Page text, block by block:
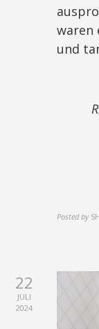
waren
und
Posted by
22
JULI
2024